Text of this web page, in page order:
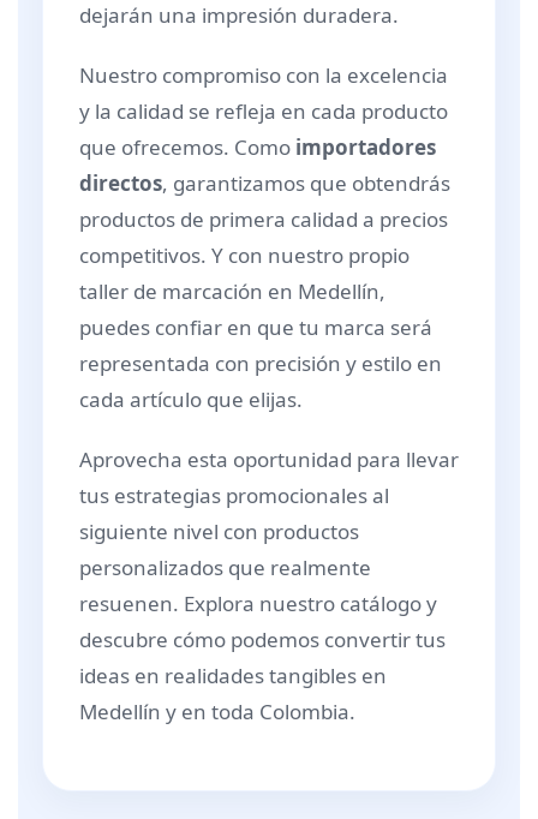
dejarán una impresión duradera.
Nuestro compromiso con la excelencia
y la calidad se refleja en cada producto
que ofrecemos. Como importadores
directos, garantizamos que obtendrás
productos de primera calidad a precios
competitivos. Y con nuestro propio
taller de marcación en Medellín,
puedes confiar en que tu marca será
representada con precisión y estilo en
cada artículo que elijas.
Aprovecha esta oportunidad para llevar
tus estrategias promocionales al
siguiente nivel con productos
personalizados que realmente
resuenen. Explora nuestro catálogo y
descubre cómo podemos convertir tus
ideas en realidades tangibles en
Medellín y en toda Colombia.